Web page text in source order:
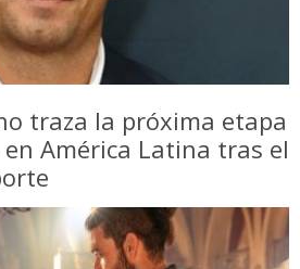
traza la próxima etapa
América Latina tras el